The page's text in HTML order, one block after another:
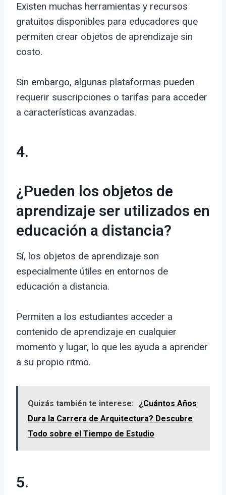
Existen muchas herramientas y recursos
gratuitos disponibles para educadores que
permiten crear objetos de aprendizaje sin
costo.
Sin embargo, algunas plataformas pueden
requerir suscripciones o tarifas para acceder
a características avanzadas.
4.
¿Pueden los objetos de
aprendizaje ser utilizados en
educación a distancia?
Sí, los objetos de aprendizaje son
especialmente útiles en entornos de
educación a distancia.
Permiten a los estudiantes acceder a
contenido de aprendizaje en cualquier
momento y lugar, lo que les ayuda a aprender
a su propio ritmo.
Quizás también te interese:
¿Cuántos Años
Dura la Carrera de Arquitectura? Descubre
Todo sobre el Tiempo de Estudio
5.